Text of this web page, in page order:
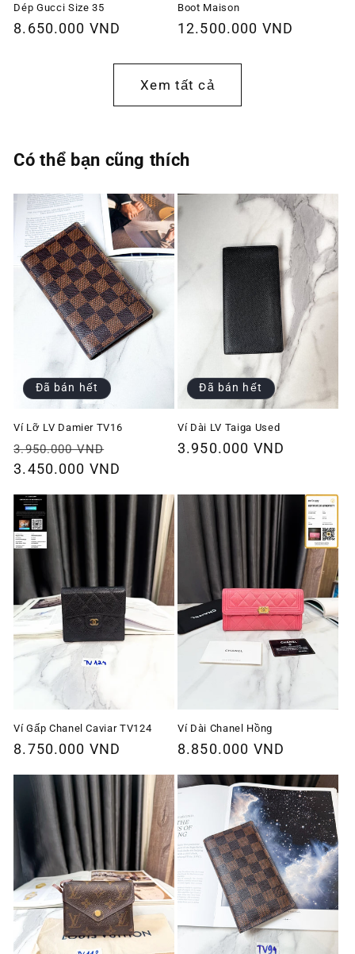
Dép Gucci Size 35
Giá
8.650.000 VND
Boot Maison
Giá
thường
12.500.000 VND
Xem tất cả
Có thể bạn cũng thích
Đã bán hết
Ví Lỡ LV Damier TV16
Giá
thông
3.950.000 VND
ưu
3.450.000 VND
Đã bán hết
Ví Dài LV Taiga Used
Giá
3.950.000 VND
Ví Gấp Chanel Caviar TV124
Giá
thường
8.750.000 VND
Ví Dài Chanel Hồng
Giá
thường
8.850.000 VND